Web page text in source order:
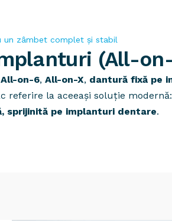
un zâmbet complet și stabil
(All-
All-on-6, All-on-X, dantură fixă pe
referire la aceeași soluție modernă:
sprijinită pe implanturi dentare.